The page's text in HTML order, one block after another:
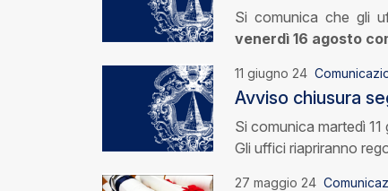
Si comunica che gli
venerdì 16 agosto
11 giugno 24
Avviso chiusura
Si comunica martedì
Gli uffici riapriranno
27 maggio 24